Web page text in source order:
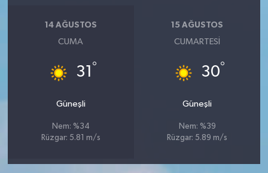
14 AĞUSTOS
CUMA
31 °
Güneşli
Nem: %34
Rüzgar: 5.81 m/s
15 AĞUSTOS
CUMARTESI
30°
Güneşli
Nem: %39
Rüzgar: 5.89 m/s